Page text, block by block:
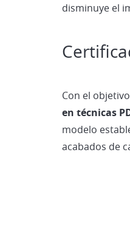
disminuye el
Con el
en técnicas
modelo
acabados de